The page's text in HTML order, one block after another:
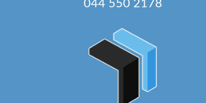
044 550 2178